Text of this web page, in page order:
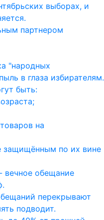
выборах, и
партнером
"народных
в глаза избирателям.
быть:
на
защищённым по их вине
вечное обещание
перекрывают
подводит.